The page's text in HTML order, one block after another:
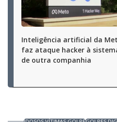
Inteligência artificial da
faz ataque hacker à
de outra companhia